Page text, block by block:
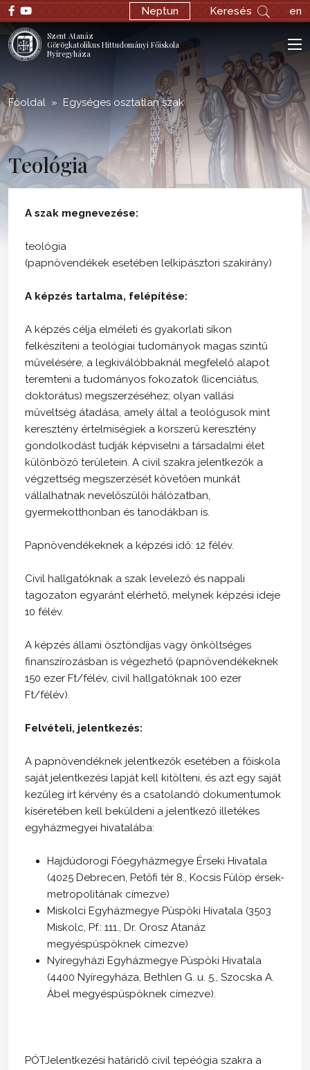
; Neptun Keresés en
Szent Atanáz
Görögkatolikus Hittudományi Főiskola
Nyíregyháza
Főoldal Egységes osztatlan szak
Teológia
A szak megnevezése:
teológia
(papnövendékek esetében lelkipásztori szakirány)
A képzés tartalma, felépítése:
A képzés célja elméleti és gyakorlati síkon
felkészíteni a teológiai tudományok magas szintű
művelésére, a legkiválóbbaknál megfelelő alapot
teremteni a tudományos fokozatok (licenciátus,
doktorátus) megszerzéséhez; olyan vallási
műveltség átadása, amely által a teológusok mint
keresztény értelmiségiek a korszerű keresztény
gondolkodást tudják képviselni a társadalmi élet
különböző területein. A civil szakra jelentkezők a
végzettség megszerzését követően munkát
vállalhatnak nevelőszülői hálózatban,
gyermekotthonban és tanodákban is.
Papnövendékeknek a képzési idő: 12 félév.
Civil hallgatóknak a szak levelező és nappali
tagozaton egyaránt elérhető, melynek képzési ideje
10 félév.
A képzés állami ösztöndíjas vagy önköltséges
finanszírozásban is végezhető (papnövendékeknek
150 ezer Ft/félév, civil hallgatóknak 100 ezer
Ft/félév).
Felvételi, jelentkezés:
A papnövendéknek jelentkezők esetében a főiskola
saját jelentkezési lapját kell kitölteni, és azt egy saját
kezűleg írt kérvény és a csatolandó dokumentumok
kíséretében kell beküldeni a jelentkező illetékes
egyházmegyei hivatalába:
Hajdúdorogi Főegyházmegye Érseki Hivatala
(4025 Debrecen, Petőfi tér 8., Kocsis Fülöp érsek-
metropolitának címezve)
Miskolci Egyházmegye Püspöki Hivatala (3503
Miskolc, Pf.: 111., Dr. Orosz Atanáz
megyéspüspöknek címezve)
Nyíregyházi Egyházmegye Püspöki Hivatala
(4400 Nyíregyháza, Bethlen G. u. 5., Szocska A.
Ábel megyéspüspöknek címezve).
PÓTJelentkezési határidő civil tepéógia szakra a